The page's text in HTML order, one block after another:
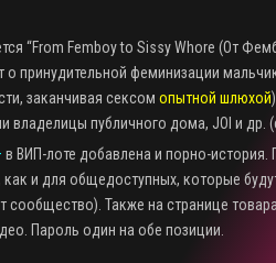
“From Femboy to Sissy Whore (От
о принудительной феминизации
заканчивая сексом опытной шлюхой
владелицы публичного дома, JOI и др.
в ВИП-лоте добавлена и порно-история.
и для общедоступных, которые
сообщество). Также на странице
Пароль один на обе позиции.